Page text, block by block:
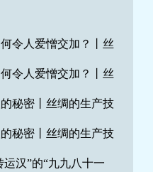
青铜工业园.mp3
上古文明的象征.mp3
书里找不到位置的考古
志社会等级的青铜礼
射出文明性格.mp3
物流传.mp3
令人爱憎交加？丨丝
令人爱憎交加？丨丝
秘密丨丝绸的生产技
秘密丨丝绸的生产技
运汉”的“九九八十一